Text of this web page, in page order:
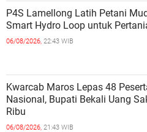
P4S Lamellong Latih Petani
Smart Hydro Loop untuk
06/08/2026, 22:43 WIB
Kwarcab Maros Lepas 48
Nasional, Bupati Bekali Uang
Ribu
06/08/2026, 21:43 WIB